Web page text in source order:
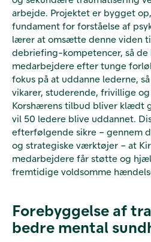
arbejde. Projektet er bygget
fundament for forståelse af
lærer at omsætte denne viden
debriefing-kompetencer, så de
medarbejdere efter tunge
fokus på at uddanne lederne,
vikarer, studerende, frivillige
Korshærens tilbud bliver klædt
vil 50 ledere blive uddannet.
efterfølgende sikre – gennem
og strategiske værktøjer – at
medarbejdere får støtte og
fremtidige voldsomme
Forebyggelse af
bedre mental